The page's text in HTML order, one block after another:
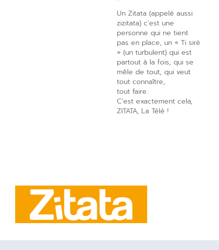
Un Zitata (appelé aussi
zizitata) c’est une
personne qui ne tient
pas en place, un « Ti sirè
» (un turbulent) qui est
partout à la fois, qui se
mêle de tout, qui veut
tout connaître,
tout faire.
C’est exactement cela,
ZITATA, La Télé !